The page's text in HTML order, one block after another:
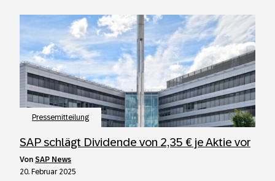
Pressemitteilung
SAP schlägt Dividende von 2,35 € je Aktie vor
von SAP News
20. Februar 2025